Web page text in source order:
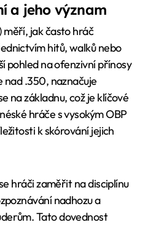
a jeho význam
měří, jak často hráč
hitů, walků nebo
pohled na ofenzivní přínosy
nad .350, naznačuje
na základnu, což je klíčové
hráče s vysokým OBP
k skórování jejich
hráči zaměřit na disciplínu
nadhozu a
Tato dovednost